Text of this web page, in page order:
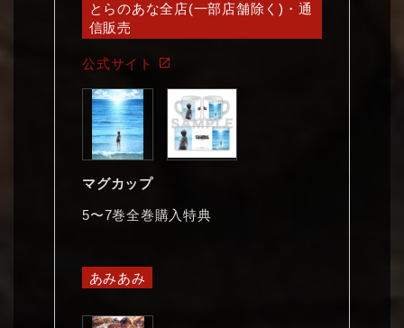
とらのあな全店(一部店舗除く)・通
信販売
公式サイト
マグカップ
5〜7巻全巻購入特典
あみあみ